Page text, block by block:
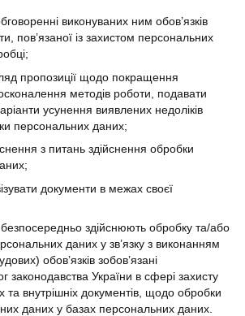
виконуваних ним обов’язків
пов’язаної із захистом персональних
пропозиції щодо покращення
методів роботи, подавати
усунення виявлених недоліків
персональних даних;
з питань здійснення обробки
документи в межах своєї
здійснюють обробку та/або
даних у зв’язку з виконанням
обов’язків зобов’язані
законодавства України в сфері захисту
та внутрішніх документів, щодо обробки
даних у базах персональних даних.